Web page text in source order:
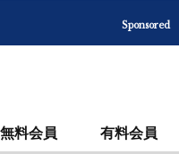
Sponsored
無料会員 有料会員